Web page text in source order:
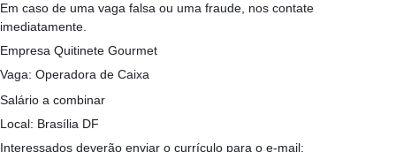
Em caso de uma vaga falsa ou uma fraude, nos contate
imediatamente.
Empresa Quitinete Gourmet
Vaga: Operadora de Caixa
Salário a combinar
Local: Brasília DF
Interessados deverão enviar o currículo para o e-mail: